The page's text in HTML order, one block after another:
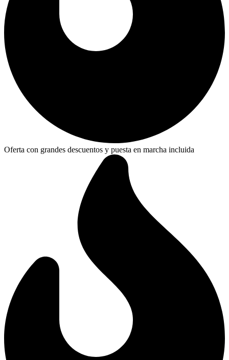
Oferta con grandes descuentos y puesta en marcha incluida